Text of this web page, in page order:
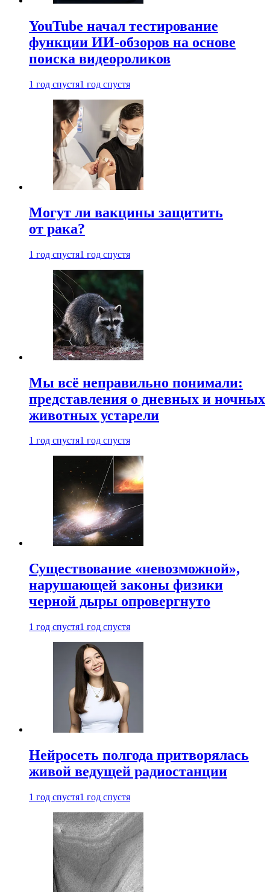
YouTube начал тестирование
функции ИИ-обзоров на основе
поиска видеороликов
1 год спустя1 год спустя
Могут ли вакцины защитить
от рака?
1 год спустя1 год спустя
Мы всё неправильно понимали:
представления о дневных и ночных
животных устарели
1 год спустя1 год спустя
Существование «невозможной»,
нарушающей законы физики
черной дыры опровергнуто
1 год спустя1 год спустя
Нейросеть полгода притворялась
живой ведущей радиостанции
1 год спустя1 год спустя